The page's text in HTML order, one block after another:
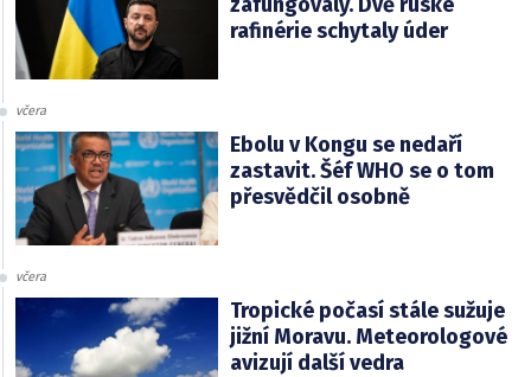
rafinérie schytaly úder
včera
Ebolu v Kongu se nedaří
zastavit. Šéf WHO se o tom
přesvědčil osobně
včera
Tropické počasí stále sužuje
jižní Moravu. Meteorologové
avizují další vedra